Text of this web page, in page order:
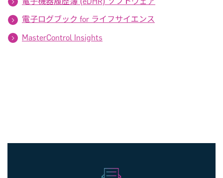
電子ログブック for ライフサイエンス
MasterControl Insights